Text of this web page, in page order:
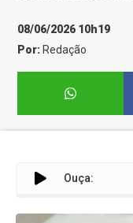
08/06/2026 10h19
Por: Redação
Ouça: